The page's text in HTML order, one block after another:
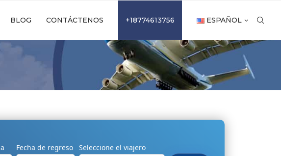
BLOG CONTÁCTENOS +18774613756 ESPAÑOL
Fecha de regreso
Seleccione el viajero